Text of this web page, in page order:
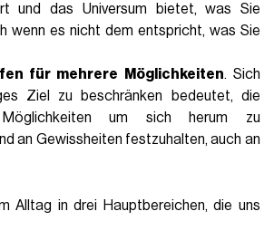
und das Universum bietet, was Sie
wenn es nicht dem entspricht, was Sie
für mehrere Möglichkeiten. Sich
Ziel zu beschränken bedeutet, die
Möglichkeiten um sich herum zu
an Gewissheiten festzuhalten, auch an
Alltag in drei Hauptbereichen, die uns